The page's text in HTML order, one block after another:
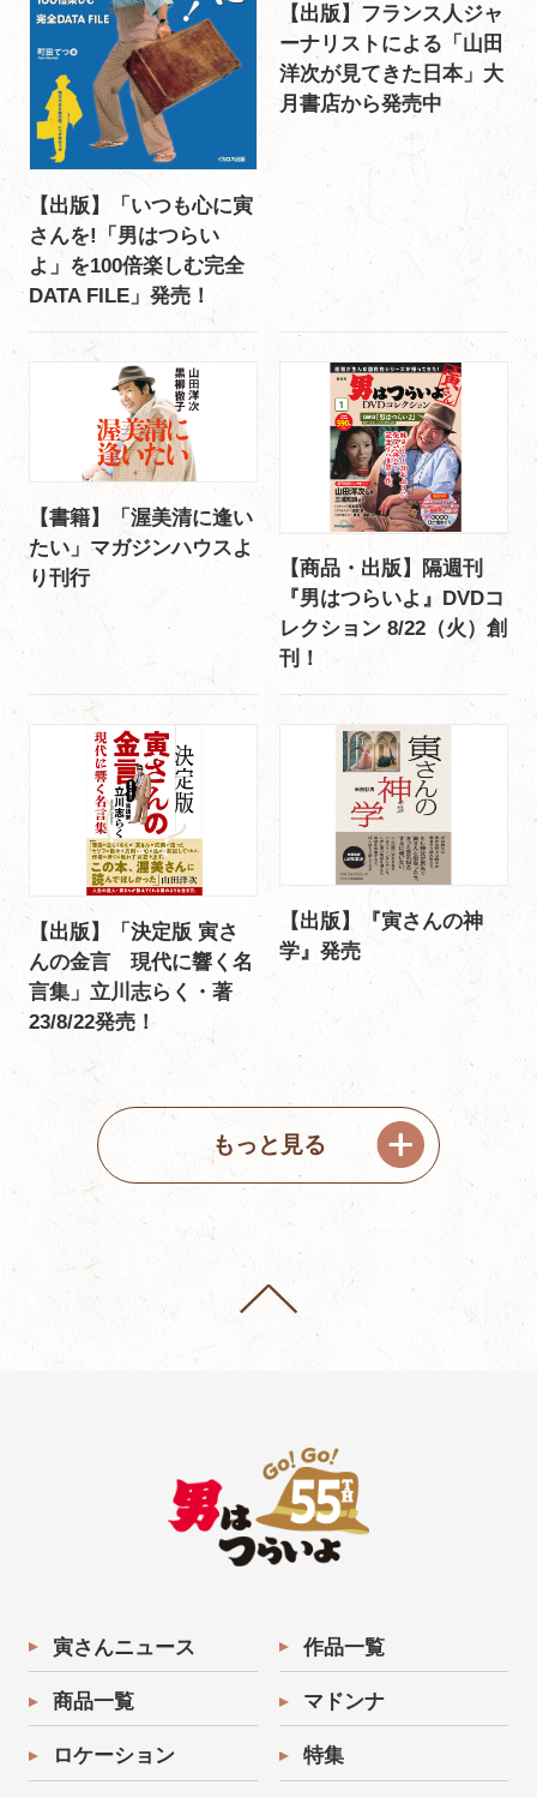
【出版】「いつも心に寅
さんを!「男はつらい
よ」を100倍楽しむ完全
DATA FILE」発売！
【出版】フランス人ジャ
ーナリストによる「山田
洋次が見てきた日本」大
月書店から発売中
【書籍】「渥美清に逢い
たい」マガジンハウスよ
り刊行
【商品・出版】隔週刊
『男はつらいよ』DVDコ
レクション 8/22（火）創
刊！
【出版】「決定版 寅さ
んの金言 現代に響く名
言集」立川志らく・著
23/8/22発売！
【出版】『寅さんの神
学』発売
もっと見る
寅さんニュース 作品一覧
商品一覧 マドンナ
ロケーション 特集